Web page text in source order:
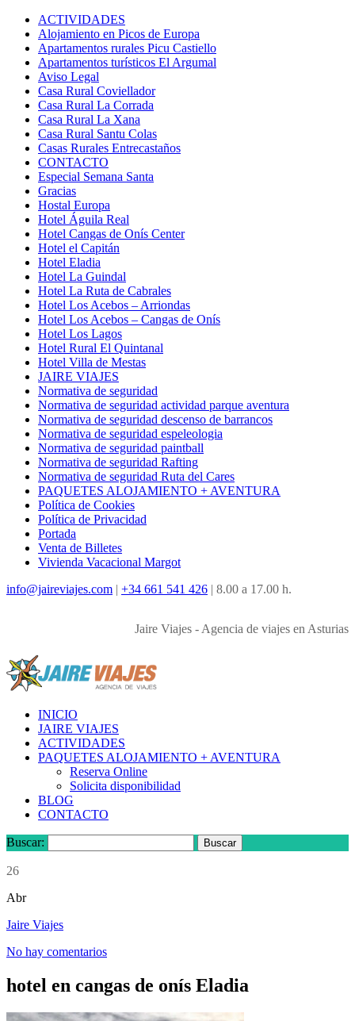
ACTIVIDADES
Alojamiento en Picos de Europa
Apartamentos rurales Picu Castiello
Apartamentos turísticos El Argumal
Aviso Legal
Casa Rural Coviellador
Casa Rural La Corrada
Casa Rural La Xana
Casa Rural Santu Colas
Casas Rurales Entrecastaños
CONTACTO
Especial Semana Santa
Gracias
Hostal Europa
Hotel Águila Real
Hotel Cangas de Onís Center
Hotel el Capitán
Hotel Eladia
Hotel La Guindal
Hotel La Ruta de Cabrales
Hotel Los Acebos – Arriondas
Hotel Los Acebos – Cangas de Onís
Hotel Los Lagos
Hotel Rural El Quintanal
Hotel Villa de Mestas
JAIRE VIAJES
Normativa de seguridad
Normativa de seguridad actividad parque aventura
Normativa de seguridad descenso de barrancos
Normativa de seguridad espeleologia
Normativa de seguridad paintball
Normativa de seguridad Rafting
Normativa de seguridad Ruta del Cares
PAQUETES ALOJAMIENTO + AVENTURA
Política de Cookies
Política de Privacidad
Portada
Venta de Billetes
Vivienda Vacacional Margot
info@jaireviajes.com | +34 661 541 426 | 8.00 a 17.00 h.
Jaire Viajes - Agencia de viajes en Asturias
INICIO
JAIRE VIAJES
ACTIVIDADES
PAQUETES ALOJAMIENTO + AVENTURA
Reserva Online
Solicita disponibilidad
BLOG
CONTACTO
Buscar:
26
Abr
Jaire Viajes
No hay comentarios
hotel en cangas de onís Eladia